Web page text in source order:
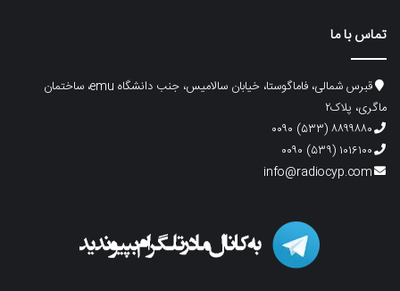
تماس با ما
قبرس شمالی، فاماگوستا، خیابان سالامیس، جنب دانشگاه emu، ساختمان
ماگری، پلاک۲
۸۸۹۹۸۸۰ (۵۳۳) ۰۰۹۰
۱۰۱۶۱۰۰ (۵۳۹) ۰۰۹۰
info@radiocyp.com